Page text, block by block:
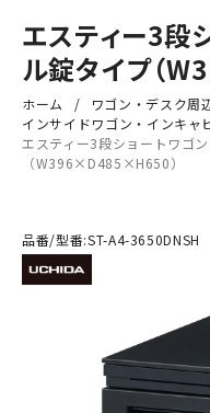
エスティー3段
ル錠タイプ（
ホーム
ワゴン・デスク周
インサイドワゴン・インキャ
エスティー3段ショートワゴ
（W396×D485×H650）
品番/型番:ST-A4-3650DNSH